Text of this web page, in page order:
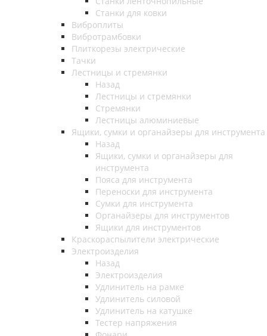
Станки для ковки
Виброплиты
Вибротрамбовки
Плиткорезы электрические
Тачки
Лестницы и стремянки
Назад
Лестницы и стремянки
Стремянки
Лестницы алюминиевые
Ящики, сумки и органайзеры для инструмента
Назад
Ящики, сумки и органайзеры для
инструмента
Пояса для инструмента
Переноски для инструмента
Сумки для инструмента
Органайзеры для инструментов
Ящики для инструментов
Краскораспылители электрические
Электроизделия
Назад
Электроизделия
Удлинитель на рамке
Удлинитель силовой
Удлинитель на катушке
Тестер напряжения